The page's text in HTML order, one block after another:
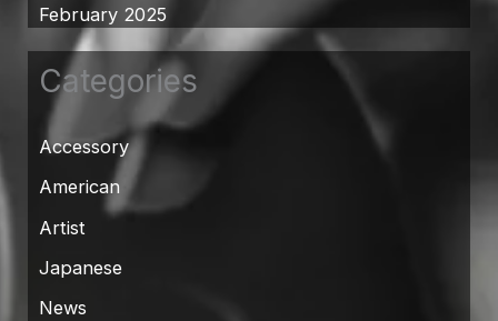
February 2025
Categories
Accessory
American
Artist
Japanese
News